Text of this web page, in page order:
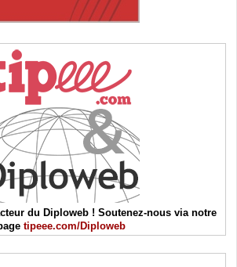
du Diploweb ! Soutenez-nous via notre
tipeee.com/Diploweb